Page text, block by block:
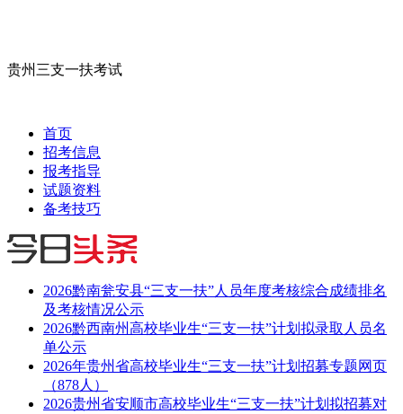
贵州三支一扶考试
首页
招考信息
报考指导
试题资料
备考技巧
2026黔南瓮安县“三支一扶”人员年度考核综合成绩排名
及考核情况公示
2026黔西南州高校毕业生“三支一扶”计划拟录取人员名
单公示
2026年贵州省高校毕业生“三支一扶”计划招募专题网页
（878人）
2026贵州省安顺市高校毕业生“三支一扶”计划拟招募对